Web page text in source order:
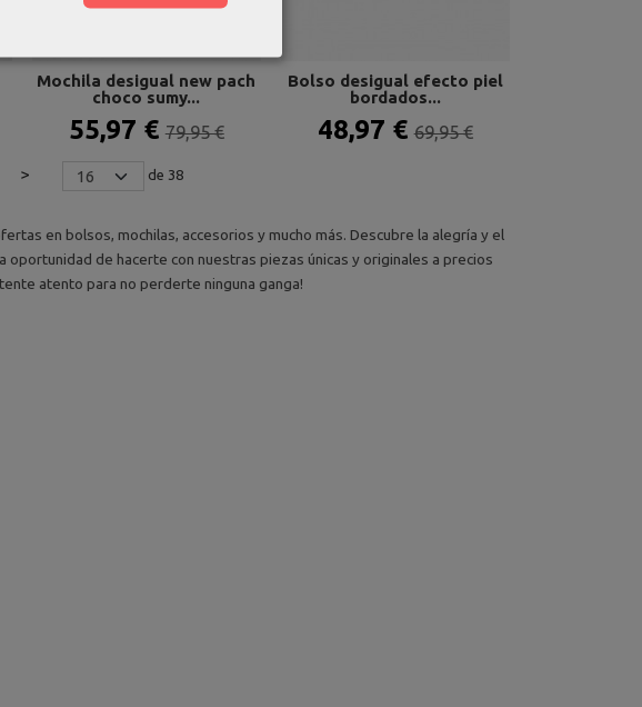
Mochila desigual new pach
choco sumy...
55,97 € 79,95 €
Bolso desigual efecto piel
bordados...
48,97 €69,95 €
> de 38
en bolsos, mochilas, accesorios y mucho más. Descubre la alegría y el
de hacerte con nuestras piezas únicas y originales a precios
atento para no perderte ninguna ganga!